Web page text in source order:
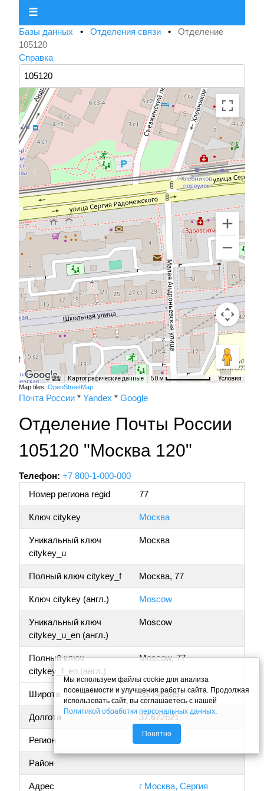
☰
Базы данных • Отделения связи • Отделение
105120
Справка
Картографические данные 50 м Условия
Map tiles: OpenStreetMap
Почта России * Yandex * Google
Отделение Почты России
105120 "Москва 120"
Телефон: +7 800-1-000-000
Номер региона regid
77
Ключ citykey Москва
Уникальный ключ
citykey_u
Москва
Полный ключ citykey_f Москва, 77
Ключ citykey (англ.) Moscow
Уникальный ключ
citykey_u_en (англ.)
Moscow
Полный ключ
citykey_f_en (англ.)
Moscow, 77
Широта 55.746385
Долгота 37.672621
Регион
Район
Адрес
г Москва, Сергия
Мы используем файлы cookie для анализа
посещаемости и улучшения работы сайта. Продолжая
использовать сайт, вы соглашаетесь с нашей
Политикой обработки персональных данных.
Понятно